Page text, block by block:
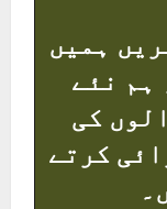
ہمیں
ہم نئے
کی
کرتے